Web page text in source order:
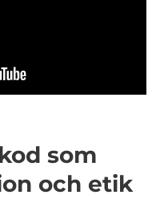
som
och etik